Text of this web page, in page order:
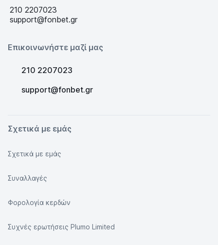
210 2207023
support@fonbet.gr
Επικοινωνήστε μαζί μας
210 2207023
support@fonbet.gr
Σχετικά με εμάς
Σχετικά με εμάς
Συναλλαγές
Φορολογία κερδών
Συχνές ερωτήσεις Plumo Limited